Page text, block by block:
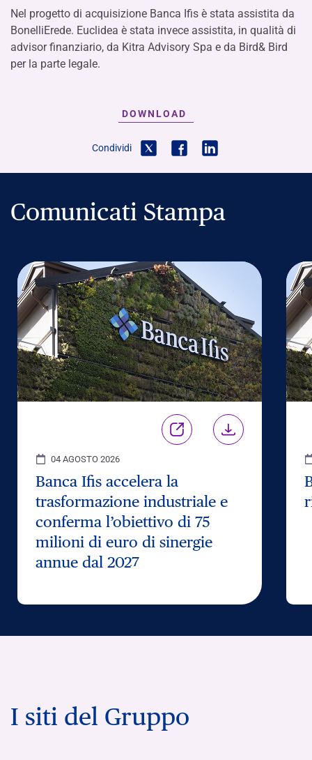
Nel progetto di acquisizione Banca Ifis è stata assistita da
BonelliErede. Euclidea è stata invece assistita, in qualità di
advisor finanziario, da Kitra Advisory Spa e da Bird& Bird
per la parte legale.
DOWNLOAD
Condividi
Comunicati Stampa
04 AGOSTO 2026
Banca Ifis accelera la
trasformazione industriale e
conferma l’obiettivo di 75
milioni di euro di sinergie
annue dal 2027
I siti del Gruppo